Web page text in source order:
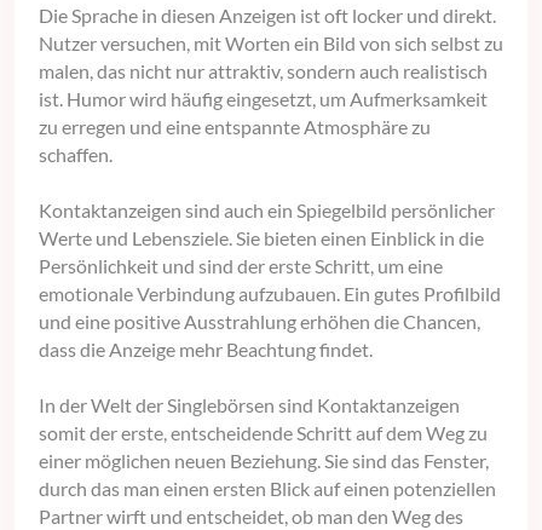
Die Sprache in diesen Anzeigen ist oft locker und direkt.
Nutzer versuchen, mit Worten ein Bild von sich selbst zu
malen, das nicht nur attraktiv, sondern auch realistisch
ist. Humor wird häufig eingesetzt, um Aufmerksamkeit
zu erregen und eine entspannte Atmosphäre zu
schaffen.
Kontaktanzeigen sind auch ein Spiegelbild persönlicher
Werte und Lebensziele. Sie bieten einen Einblick in die
Persönlichkeit und sind der erste Schritt, um eine
emotionale Verbindung aufzubauen. Ein gutes Profilbild
und eine positive Ausstrahlung erhöhen die Chancen,
dass die Anzeige mehr Beachtung findet.
In der Welt der Singlebörsen sind Kontaktanzeigen
somit der erste, entscheidende Schritt auf dem Weg zu
einer möglichen neuen Beziehung. Sie sind das Fenster,
durch das man einen ersten Blick auf einen potenziellen
Partner wirft und entscheidet, ob man den Weg des